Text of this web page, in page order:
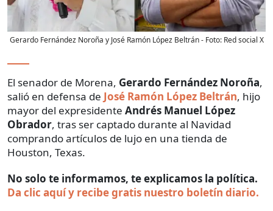
Gerardo Fernández Noroña y José Ramón López Beltrán- Foto: Red social X
El senador de Morena, Gerardo Fernández Noroña,
salió en defensa de José Ramón López Beltrán, hijo
mayor del expresidente Andrés Manuel López
Obrador, tras ser captado durante al Navidad
comprando artículos de lujo en una tienda de
Houston, Texas.
No solo te informamos, te explicamos la política.
Da clic aquí y recibe gratis nuestro boletín diario.